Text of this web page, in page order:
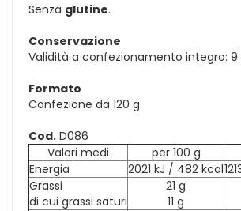
Senza glutine.
Conservazione
Validità a confezionamento integro: 9
Formato
Confezione da 120 g
Cod. D086
Valori medi
per 100 g
Energia
2021 kJ / 482 kcal
Grassi
di cui grassi saturi
21 g
11 g